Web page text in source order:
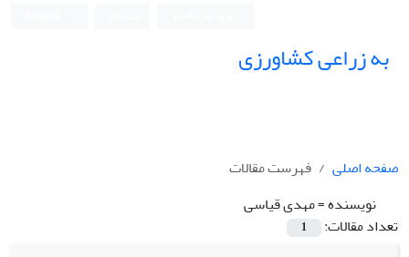
به زراعی کشاورزی
صفحه اصلی
فهرست مقالات
نویسنده =مهدی قیاسی
تعداد مقالات:
1